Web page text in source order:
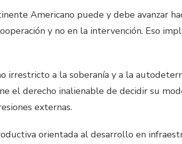
Americano puede y debe avanzar
y no en la intervención. Eso
irrestricto a la soberanía y a la
el derecho inalienable de decidir su
externas.
orientada al desarrollo en